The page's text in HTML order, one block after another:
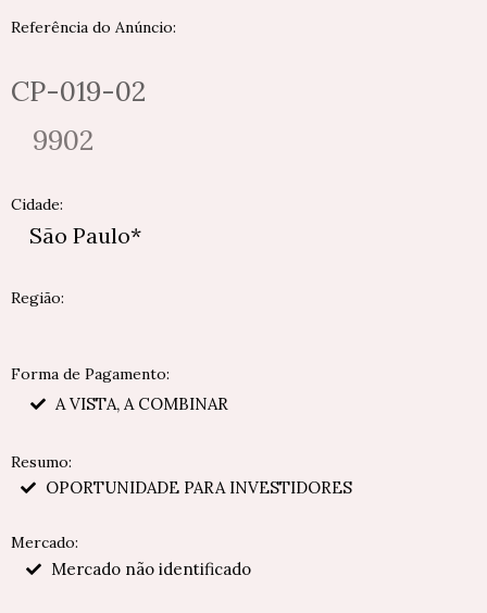
Referência do Anúncio:
CP-019-02
9902
Cidade:
São Paulo*
Região:
Forma de Pagamento:
A VISTA, A COMBINAR
Resumo:
OPORTUNIDADE PARA INVESTIDORES
Mercado:
Mercado não identificado